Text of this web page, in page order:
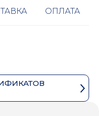
ОПЛАТА